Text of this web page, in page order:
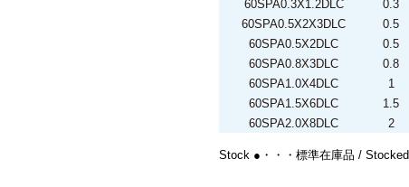
60SPA0.3X1.2DLC 0.3
60SPA0.5X2X3DLC
0.5
60SPA0.5X2DLC
0.5
60SPA0.8X3DLC
0.8
60SPA1.0X4DLC
1
60SPA1.5X6DLC
1.5
60SPA2.0X8DLC
2
Stock ●・・・標準在庫品 / Stocked